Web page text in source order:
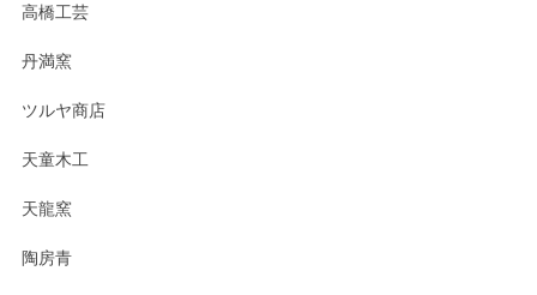
高橋工芸
丹満窯
ツルヤ商店
天童木工
天龍窯
陶房青